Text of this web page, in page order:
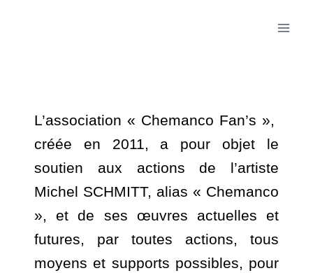
L’association « Chemanco Fan’s »,
créée en 2011, a pour objet le
soutien aux actions de l’artiste
Michel SCHMITT, alias « Chemanco
», et de ses œuvres actuelles et
futures, par toutes actions, tous
moyens et supports possibles, pour